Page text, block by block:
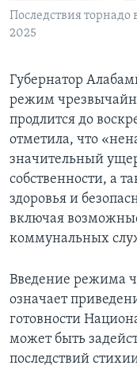
Последствия торнадо
2025
Губернатор
режим
продлится до
отметила, что
значительный
собственности, а
здоровья и
включая
коммунальных
Введение режима
означает
готовности
может быть
последствий